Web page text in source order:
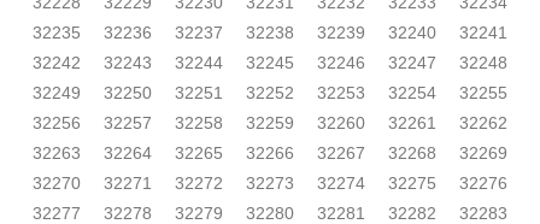
32235
32236 32237 32238 32239 32240
32241
32242
32243 32244 32245 32246 32247
32248
32249
32250 32251 32252 32253 32254
32255
32256
32257 32258 32259 32260 32261
32262
32263
32264 32265 32266 32267 32268
32269
32270
32271 32272 32273 32274 32275
32276
32277
32278 32279 32280 32281 32282
32283